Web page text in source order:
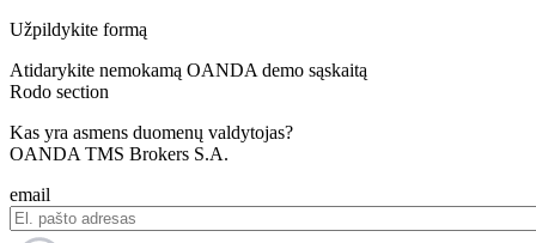
Užpildykite formą
Atidarykite nemokamą OANDA demo sąskaitą
Rodo section
Kas yra asmens duomenų valdytojas?
OANDA TMS Brokers S.A.
email